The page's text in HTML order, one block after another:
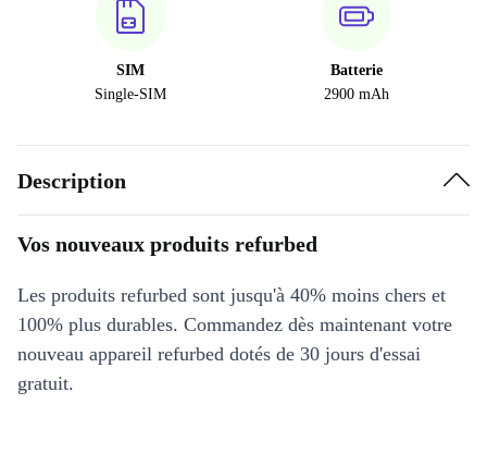
SIM
Single-SIM
Batterie
2900 mAh
Description
Vos nouveaux produits refurbed
Les produits refurbed sont jusqu'à 40% moins chers et
100% plus durables. Commandez dès maintenant votre
nouveau appareil refurbed dotés de 30 jours d'essai
gratuit.